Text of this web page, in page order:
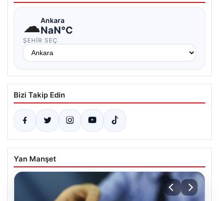
☁Ankara
NaN°C
ŞEHIR SEÇ
Bizi Takip Edin
Yan Manşet